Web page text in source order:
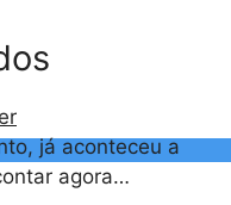
já aconteceu a
agora…